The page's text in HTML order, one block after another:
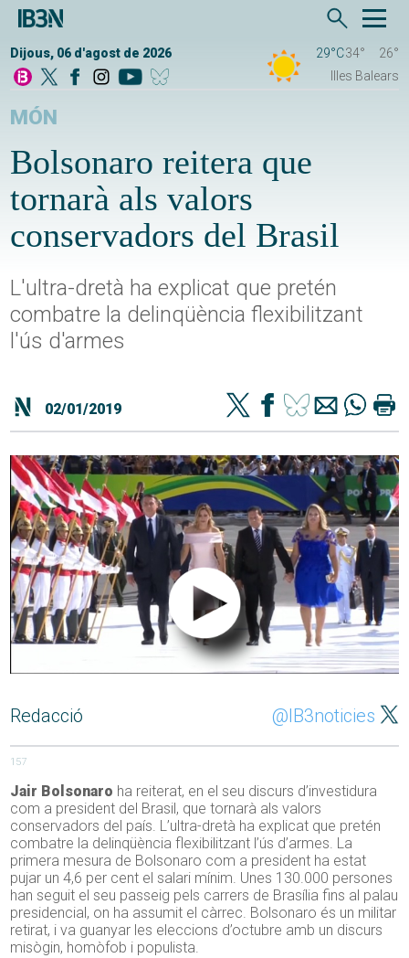
Dijous, 06 d'agost de 2026 29°C34°
26°
Illes Balears
MÓN
Bolsonaro reitera que
tornarà als valors
conservadors del Brasil
L'ultra-dretà ha explicat que pretén
combatre la delinqüència flexibilitzant
l'ús d'armes
02/01/2019
Redacció @IB3noticies
157
Jair Bolsonaro ha reiterat, en el seu discurs d’investidura
com a president del Brasil, que tornarà als valors
conservadors del país. L’ultra-dretà ha explicat que pretén
combatre la delinqüència flexibilitzant l’ús d’armes. La
primera mesura de Bolsonaro com a president ha estat
pujar un 4,6 per cent el salari mínim. Unes 130.000 persones
han seguit el seu passeig pels carrers de Brasília fins al palau
presidencial, on ha assumit el càrrec. Bolsonaro és un militar
retirat, i va guanyar les eleccions d’octubre amb un discurs
misògin, homòfob i populista.